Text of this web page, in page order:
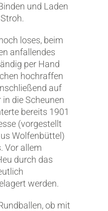
und Laden
loses, beim
anfallendes
per Hand
hochraffen
auf
die Scheunen
bereits 1901
(vorgestellt
Wolfenbüttel)
Vor allem
durch das
werden.
ob mit